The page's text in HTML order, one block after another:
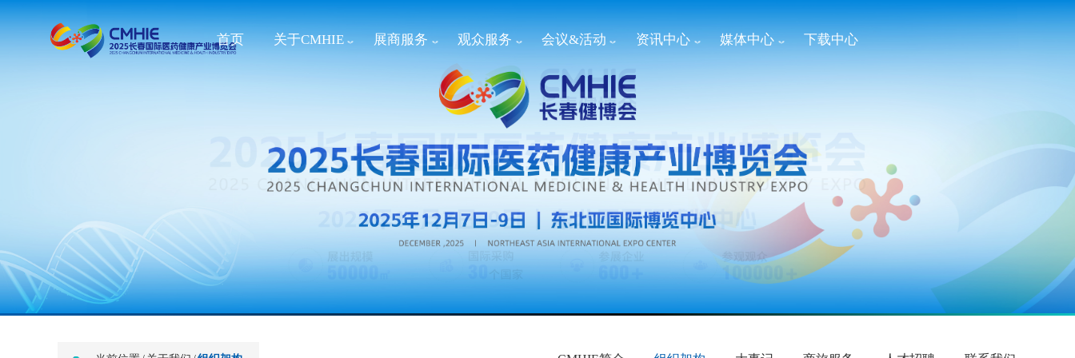
首页 关于CMHIE 展商服务 观众服务 会议&活动 资讯中心 媒体中心 下载中心